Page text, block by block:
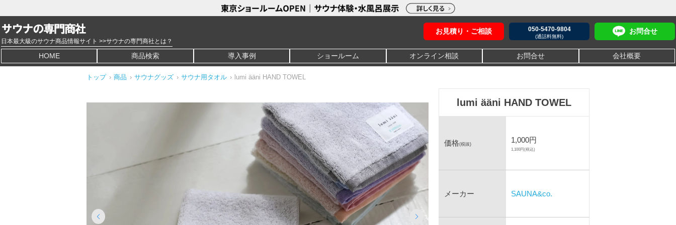
日本最大級のサウナ商品情報サイト >>サウナの専門商社とは？
お見積り・ご相談 050-5470-9804
(通話料無料)
お問合せ
HOME 商品検索 導入事例 ショールーム オンライン相談 お問合せ 会社概要
トップ › 商品 › サウナグッズ › サウナ用タオル › lumi ääni HAND TOWEL
lumi ääni HAND TOWEL
価格(税抜) 1,000円
1,100円(税込)
メーカー SAUNA&co.